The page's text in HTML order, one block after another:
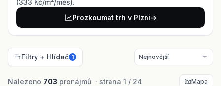
(333 Kč/m²/měs).
Prozkoumat trh v Plzni→
Filtry + Hlídač 1
Nalezeno 703 pronájmů · strana 1 / 24 Mapa